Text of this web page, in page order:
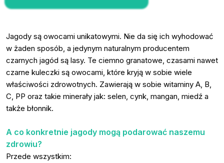
Jagody są owocami unikatowymi. Nie da się ich wyhodować
w żaden sposób, a jedynym naturalnym producentem
czarnych jagód są lasy. Te ciemno granatowe, czasami nawet
czarne kuleczki są owocami, które kryją w sobie wiele
właściwości zdrowotnych. Zawierają w sobie witaminy A, B,
C, PP oraz takie minerały jak: selen, cynk, mangan, miedź a
także błonnik.
A co konkretnie jagody mogą podarować naszemu
zdrowiu?
Przede wszystkim: